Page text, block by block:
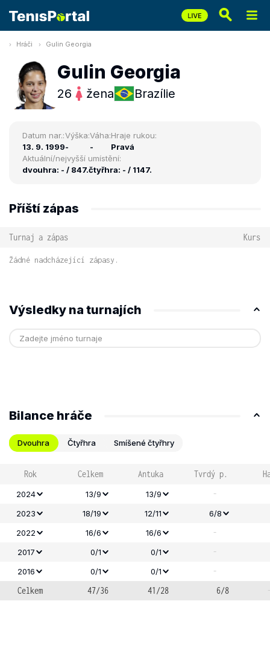
Hráči Gulin Georgia
Gulin Georgia
26 žena Brazílie
Datum nar.:
13. 9. 1999
Výška:
-
Váha:
-
Hraje rukou:
Pravá
Aktuální/nejvyšší umístění:
dvouhra: - / 847.čtyřhra: - / 1147.
Příští zápas
Turnaj a zápas Kurs
Žádné nadcházející zápasy.
Výsledky na turnajích
Bilance hráče
Dvouhra Čtyřhra Smíšené čtyřhry
Rok Celkem Antuka Tvrdý p.
2024 13/9 13/9 -
2023 18/19 12/11
6/8
2022
16/6 16/6 -
2017 0/1 0/1 -
2016 0/1 0/1
-
Celkem
47/36 41/28 6/8